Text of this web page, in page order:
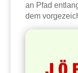
an Pfad
dem